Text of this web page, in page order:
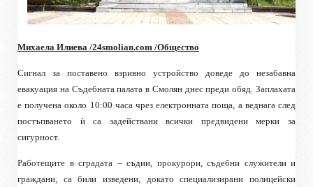
Михаела Илиева /24smolian.com /Общество
Сигнал за поставено взривно устройство доведе до незабавна
евакуация на Съдебната палата в Смолян днес преди обяд. Заплахата
е получена около 10:00 часа чрез електронната поща, а веднага след
постъпването ѝ са задействани всички предвидени мерки за
сигурност.
Работещите в сградата – съдии, прокурори, съдебни служители и
граждани, са били изведени, докато специализирани полицейски